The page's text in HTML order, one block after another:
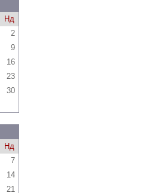
Нд
2
9
16
23
30
Нд
7
14
21